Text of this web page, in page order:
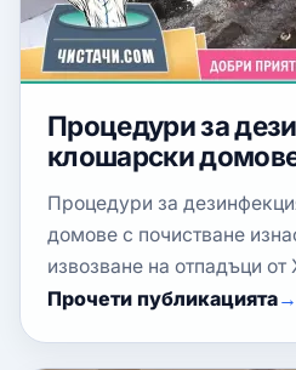
Процедури за
клошарски
Процедури за
домове с почистване
извозване на отпадъци
Прочети публикацията